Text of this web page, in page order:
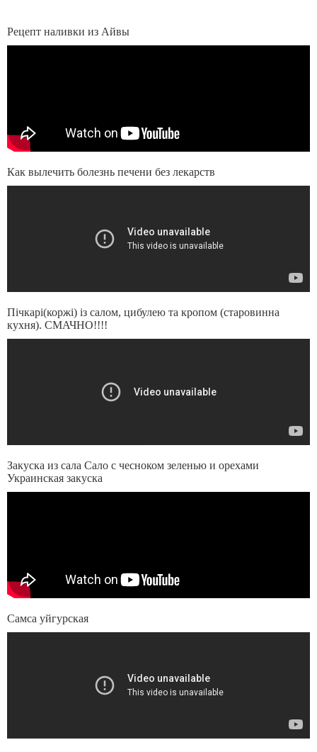
Рецепт наливки из Айвы
Как вылечить болезнь печени без лекарств
Пічкарі(коржі) із салом, цибулею та кропом (старовинна
кухня). СМАЧНО!!!!
Закуска из сала Сало с чесноком зеленью и орехами
Украинская закуска
Самса уйгурская